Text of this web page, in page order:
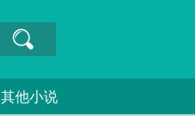
其他小说